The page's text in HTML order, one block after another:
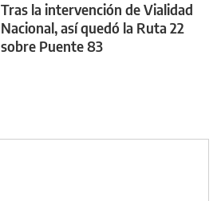
Tras la intervención de Vialidad
Nacional, así quedó la Ruta 22
sobre Puente 83